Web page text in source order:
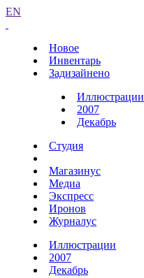
EN
Новое
Инвентарь
Задизайнено
Иллюстрации
2007
Декабрь
Студия
Магазинус
Медиа
Экспресс
Иронов
Журналус
Иллюстрации
2007
Декабрь